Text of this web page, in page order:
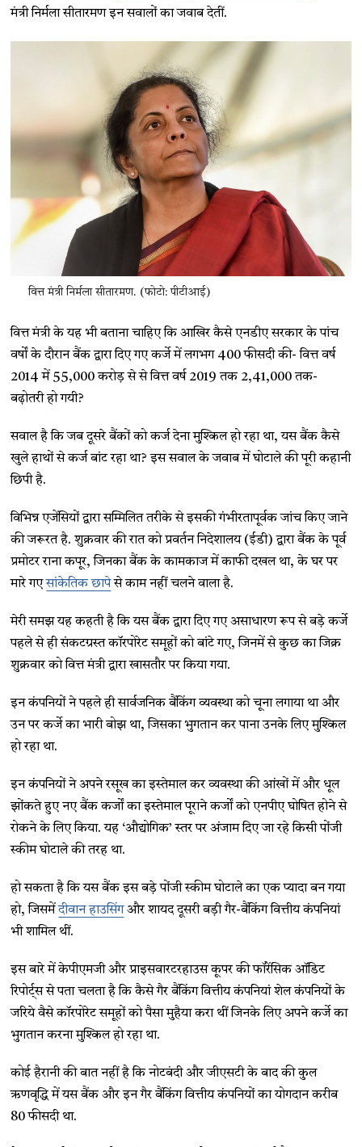
मंत्री निर्मला सीतारमण इन सवालों का जवाब देतीं.
वित्त मंत्री निर्मला सीतारमण. (फोटो: पीटीआई)
वित्त मंत्री के यह भी बताना चाहिए कि आखिर कैसे एनडीए सरकार के पांच
वर्षों के दौरान बैंक द्वारा दिए गए कर्जे में लगभग 400 फीसदी की- वित्त वर्ष
2014 में 55,000 करोड़ से से वित्त वर्ष 2019 तक 2,41,000 तक-
बढ़ोतरी हो गयी?
सवाल है कि जब दूसरे बैंकों को कर्ज देना मुश्किल हो रहा था, यस बैंक कैसे
खुले हाथों से कर्ज बांट रहा था? इस सवाल के जवाब में घोटाले की पूरी कहानी
छिपी है.
विभिन्न एजेंसियों द्वारा सम्मिलित तरीके से इसकी गंभीरतापूर्वक जांच किए जाने
की जरूरत है. शुक्रवार की रात को प्रवर्तन निदेशालय (ईडी) द्वारा बैंक के पूर्व
प्रमोटर राना कपूर, जिनका बैंक के कामकाज में काफी दखल था, के घर पर
मारे गएसांकेतिक छापेसे काम नहीं चलने वाला है.
मेरी समझ यह कहती है कि यस बैंक द्वारा दिए गए असाधारण रूप से बड़े कर्जे
पहले से ही संकटग्रस्त कॉरपोरेट समूहों को बांटे गए, जिनमें से कुछ का जिक्र
शुक्रवार को वित्त मंत्री द्वारा खासतौर पर किया गया.
इन कंपनियों ने पहले ही सार्वजनिक बैंकिंग व्यवस्था को चूना लगाया था और
उन पर कर्जे का भारी बोझ था, जिसका भुगतान कर पाना उनके लिए मुश्किल
हो रहा था.
इन कंपनियों ने अपने रसूख का इस्तेमाल कर व्यवस्था की आंखों में और धूल
झोंकते हुए नए बैंक कर्जों का इस्तेमाल पूराने कर्जों को एनपीए घोषित होने से
रोकने के लिए किया. यह ‘औद्योगिक’ स्तर पर अंजाम दिए जा रहे किसी पोंजी
स्कीम घोटाले की तरह था.
हो सकता है कि यस बैंक इस बड़े पोंजी स्कीम घोटाले का एक प्यादा बन गया
हो, जिसमेंदीवान हाउसिंगऔर शायद दूसरी बड़ी गैर-बैंकिंग वित्तीय कंपनियां
भी शामिल थीं.
इस बारे में केपीएमजी और प्राइसवारटरहाउस कूपर की फॉरेंसिक ऑडिट
रिपोर्ट्स से पता चलता है कि कैसे गैर बैंकिंग वित्तीय कंपनियां शेल कंपनियों के
जरिये वैसे कॉरपोरेट समूहों को पैसा मुहैया करा थीं जिनके लिए अपने कर्जे का
भुगतान करना मुश्किल हो रहा था.
कोई हैरानी की बात नहीं है कि नोटबंदी और जीएसटी के बाद की कुल
ऋणवृद्धि में यस बैंक और इन गैर बैंकिंग वित्तीय कंपनियों का योगदान करीब
80 फीसदी था.